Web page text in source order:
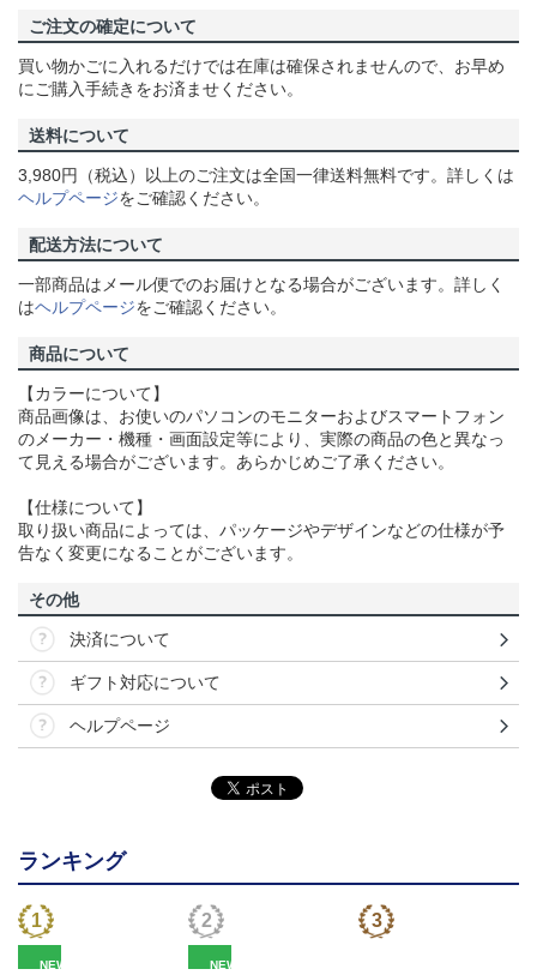
ご注文の確定について
買い物かごに入れるだけでは在庫は確保されませんので、お早め
にご購入手続きをお済ませください。
送料について
3,980円（税込）以上のご注文は全国一律送料無料です。詳しくは
ヘルプページをご確認ください。
配送方法について
一部商品はメール便でのお届けとなる場合がございます。詳しく
はヘルプページをご確認ください。
商品について
【カラーについて】
商品画像は、お使いのパソコンのモニターおよびスマートフォン
のメーカー・機種・画面設定等により、実際の商品の色と異なっ
て見える場合がございます。あらかじめご了承ください。
【仕様について】
取り扱い商品によっては、パッケージやデザインなどの仕様が予
告なく変更になることがございます。
その他
決済について
ギフト対応について
ヘルプページ
ランキング
NEW NEW